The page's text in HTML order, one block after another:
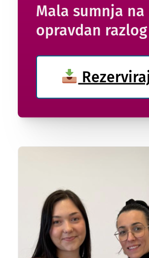
Mala sumnja
opravdan